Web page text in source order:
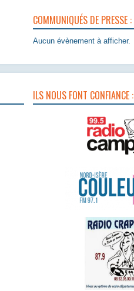
COMMUNIQUÉS DE PRESSE :
Aucun évènement à afficher.
ILS NOUS FONT CONFIANCE :